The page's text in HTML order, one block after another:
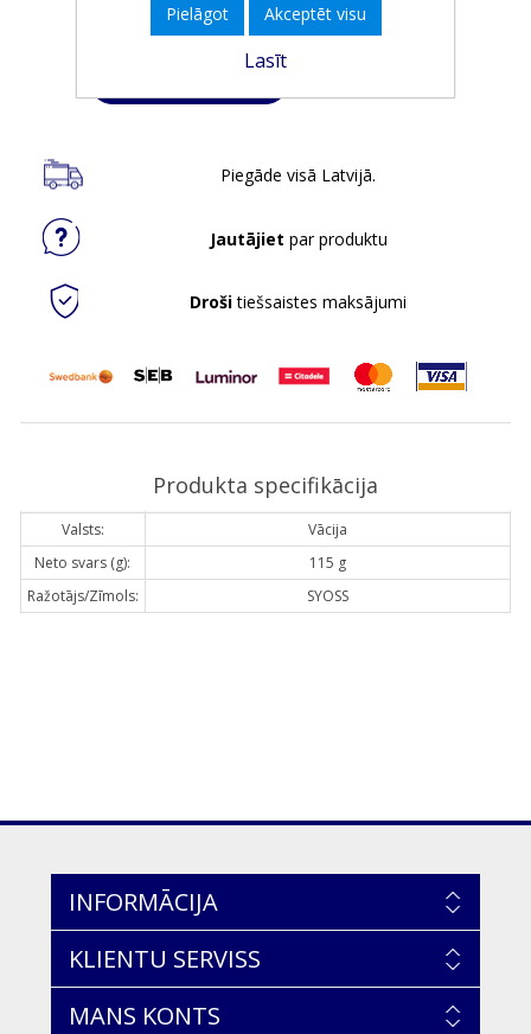
Minimālais daudzums:1
Piegāde visā Latvijā.
Jautājiet par produktu
Drošitiešsaistes maksājumi
Produkta specifikācija
Valsts:
Vācija
Neto svars (g):
115 g
Ražotājs/Zīmols:
SYOSS
INFORMĀCIJA
KLIENTU SERVISS
MANS KONTS
Pielāgot Akceptēt visu
Lasīt